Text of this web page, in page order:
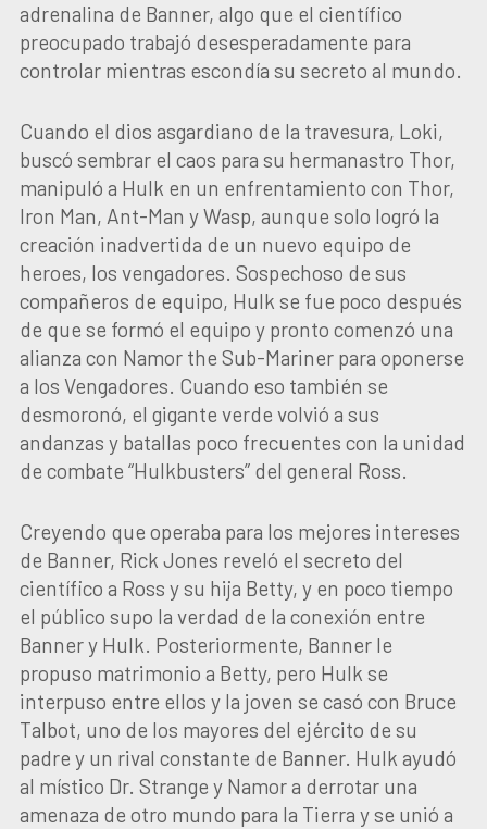
adrenalina de Banner, algo que el científico
preocupado trabajó desesperadamente para
controlar mientras escondía su secreto al mundo.
Cuando el dios asgardiano de la travesura, Loki,
buscó sembrar el caos para su hermanastro Thor,
manipuló a Hulk en un enfrentamiento con Thor,
Iron Man, Ant-Man y Wasp, aunque solo logró la
creación inadvertida de un nuevo equipo de
heroes, los vengadores. Sospechoso de sus
compañeros de equipo, Hulk se fue poco después
de que se formó el equipo y pronto comenzó una
alianza con Namor the Sub-Mariner para oponerse
a los Vengadores. Cuando eso también se
desmoronó, el gigante verde volvió a sus
andanzas y batallas poco frecuentes con la unidad
de combate “Hulkbusters” del general Ross.
Creyendo que operaba para los mejores intereses
de Banner, Rick Jones reveló el secreto del
científico a Ross y su hija Betty, y en poco tiempo
el público supo la verdad de la conexión entre
Banner y Hulk. Posteriormente, Banner le
propuso matrimonio a Betty, pero Hulk se
interpuso entre ellos y la joven se casó con Bruce
Talbot, uno de los mayores del ejército de su
padre y un rival constante de Banner. Hulk ayudó
al místico Dr. Strange y Namor a derrotar una
amenaza de otro mundo para la Tierra y se unió a